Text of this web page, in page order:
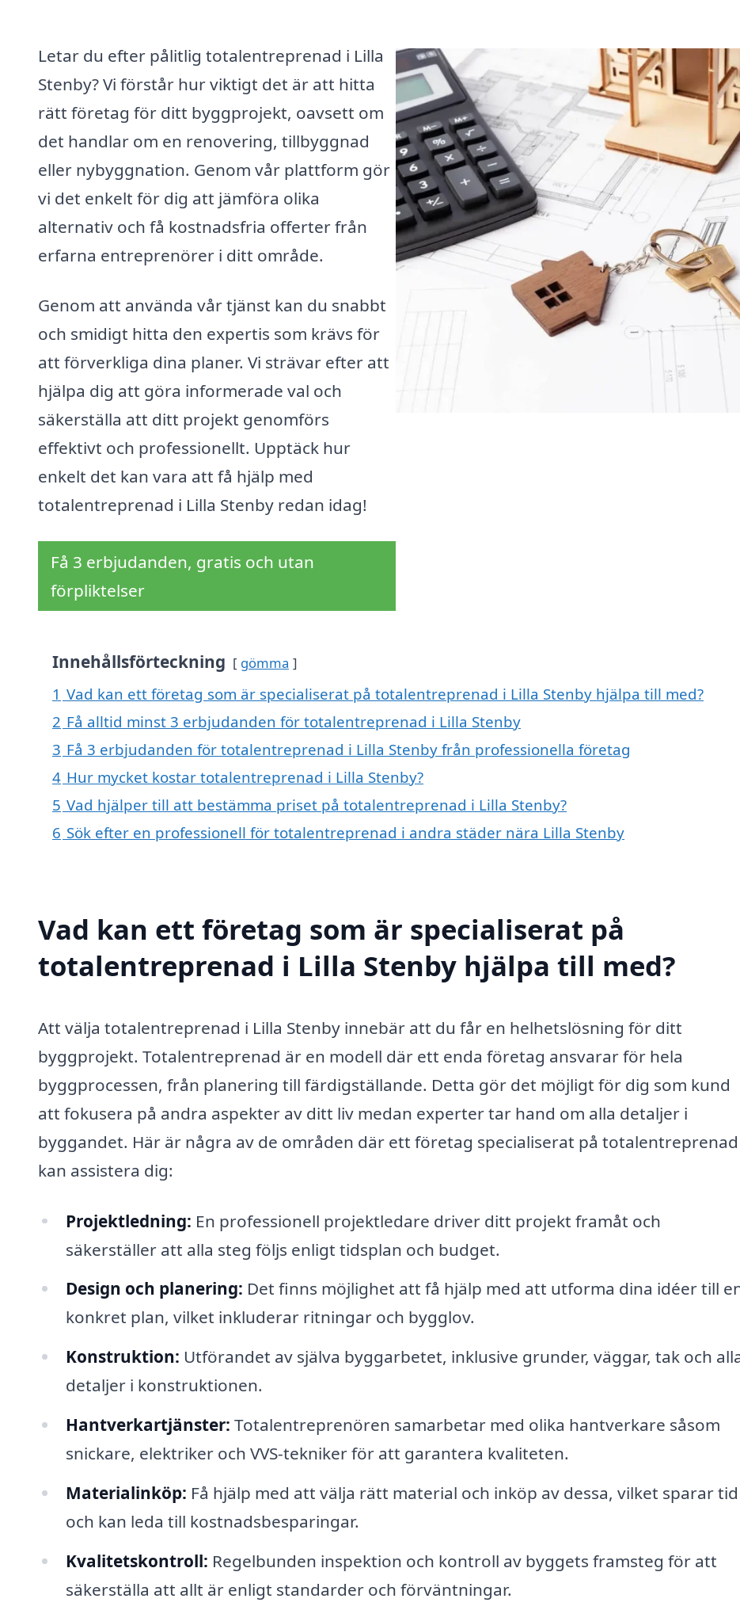
Letar du efter pålitlig totalentreprenad i Lilla
Stenby? Vi förstår hur viktigt det är att hitta
rätt företag för ditt byggprojekt, oavsett om
det handlar om en renovering, tillbyggnad
eller nybyggnation. Genom vår plattform gör
vi det enkelt för dig att jämföra olika
alternativ och få kostnadsfria offerter från
erfarna entreprenörer i ditt område.
Genom att använda vår tjänst kan du snabbt
och smidigt hitta den expertis som krävs för
att förverkliga dina planer. Vi strävar efter att
hjälpa dig att göra informerade val och
säkerställa att ditt projekt genomförs
effektivt och professionellt. Upptäck hur
enkelt det kan vara att få hjälp med
totalentreprenad i Lilla Stenby redan idag!
Få 3 erbjudanden, gratis och utan
förpliktelser
Innehållsförteckning gömma
1 Vad kan ett företag som är specialiserat på totalentreprenad i Lilla Stenby hjälpa till med?
2 Få alltid minst 3 erbjudanden för totalentreprenad i Lilla Stenby
3 Få 3 erbjudanden för totalentreprenad i Lilla Stenby från professionella företag
4 Hur mycket kostar totalentreprenad i Lilla Stenby?
5 Vad hjälper till att bestämma priset på totalentreprenad i Lilla Stenby?
6 Sök efter en professionell för totalentreprenad i andra städer nära Lilla Stenby
Vad kan ett företag som är specialiserat på
totalentreprenad i Lilla Stenby hjälpa till med?
Att välja totalentreprenad i Lilla Stenby innebär att du får en helhetslösning för ditt
byggprojekt. Totalentreprenad är en modell där ett enda företag ansvarar för hela
byggprocessen, från planering till färdigställande. Detta gör det möjligt för dig som kund
att fokusera på andra aspekter av ditt liv medan experter tar hand om alla detaljer i
byggandet. Här är några av de områden där ett företag specialiserat på totalentreprenad
kan assistera dig:
Projektledning: En professionell projektledare driver ditt projekt framåt och
säkerställer att alla steg följs enligt tidsplan och budget.
Design och planering: Det finns möjlighet att få hjälp med att utforma dina idéer till
konkret plan, vilket inkluderar ritningar och bygglov.
Konstruktion: Utförandet av själva byggarbetet, inklusive grunder, väggar, tak och
detaljer i konstruktionen.
Hantverkartjänster: Totalentreprenören samarbetar med olika hantverkare såsom
snickare, elektriker och VVS-tekniker för att garantera kvaliteten.
Materialinköp: Få hjälp med att välja rätt material och inköp av dessa, vilket sparar tid
och kan leda till kostnadsbesparingar.
Kvalitetskontroll: Regelbunden inspektion och kontroll av byggets framsteg för att
säkerställa att allt är enligt standarder och förväntningar.